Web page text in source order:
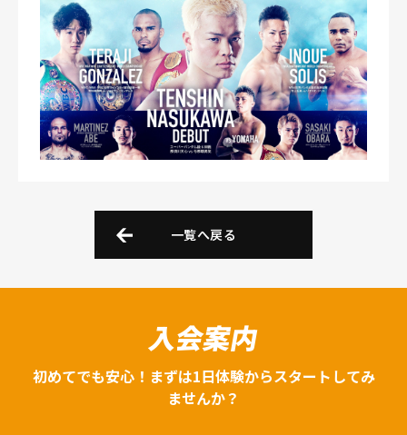
一覧へ戻る
入会案内
初めてでも安心！まずは1日体験からスタートしてみ
ませんか？